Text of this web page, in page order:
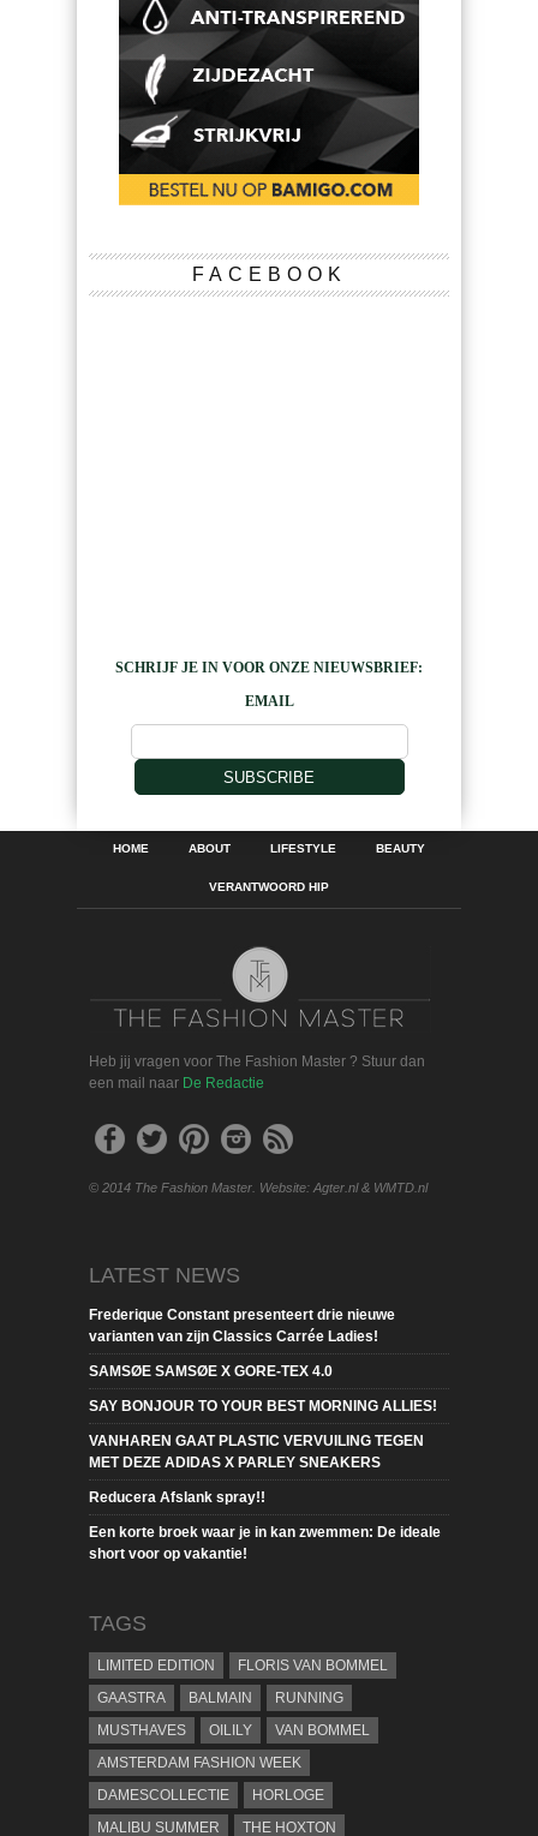
FACEBOOK
SCHRIJF JE IN VOOR ONZE NIEUWSBRIEF:
EMAIL
SUBSCRIBE
HOME ABOUT LIFESTYLE BEAUTY
VERANTWOORD HIP
Heb jij vragen voor The Fashion Master ? Stuur dan
een mail naar De Redactie
© 2014 The Fashion Master. Website: Agter.nl & WMTD.nl
LATEST NEWS
Frederique Constant presenteert drie nieuwe
varianten van zijn Classics Carrée Ladies!
SAMSØE SAMSØE X GORE-TEX 4.0
SAY BONJOUR TO YOUR BEST MORNING ALLIES!
VANHAREN GAAT PLASTIC VERVUILING TEGEN
MET DEZE ADIDAS X PARLEY SNEAKERS
Reducera Afslank spray!!
Een korte broek waar je in kan zwemmen: De ideale
short voor op vakantie!
TAGS
LIMITED EDITION
FLORIS VAN BOMMEL
GAASTRA
BALMAIN
RUNNING
MUSTHAVES
OILILY
VAN BOMMEL
AMSTERDAM FASHION WEEK
DAMESCOLLECTIE
HORLOGE
MALIBU SUMMER
THE HOXTON